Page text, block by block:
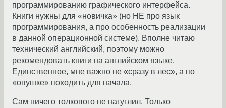
программированию графического интерфейса.
Книги нужны для «новичка» (но НЕ про язык
программирования, а про особенность реализации
в данной операционной системе). Вполне читаю
технический английский, поэтому можно
рекомендовать книги на английском языке.
Единственное, мне важно не «сразу в лес», а по
«опушке» походить для начала.
Сам ничего толкового не нагуглил. Только